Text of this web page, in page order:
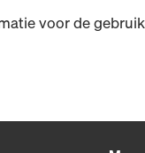
voor de